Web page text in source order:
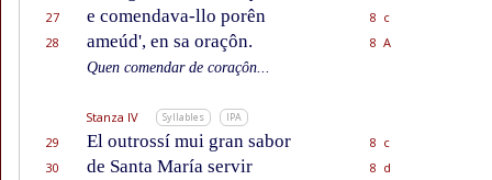
27
e comendava-llo porên
8 c
28
ameúd', en sa oraçôn.
8 A
Quen comendar de coraçôn...
Stanza IV Syllables IPA
29 El outrossí mui gran sabor
8 c
30
de Santa María servir
8 d